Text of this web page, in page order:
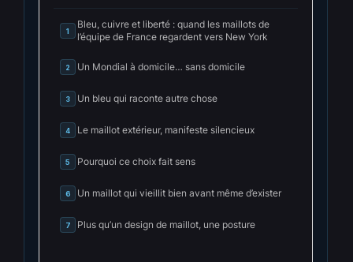
1
Bleu, cuivre et liberté : quand les maillots de
l’équipe de France regardent vers New York
2 Un Mondial à domicile… sans domicile
3 Un bleu qui raconte autre chose
4 Le maillot extérieur, manifeste silencieux
5 Pourquoi ce choix fait sens
6 Un maillot qui vieillit bien avant même d’exister
7 Plus qu’un design de maillot, une posture